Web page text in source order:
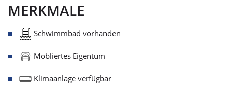
MERKMALE
Schwimmbad vorhanden
Möbliertes Eigentum
Klimaanlage verfügbar